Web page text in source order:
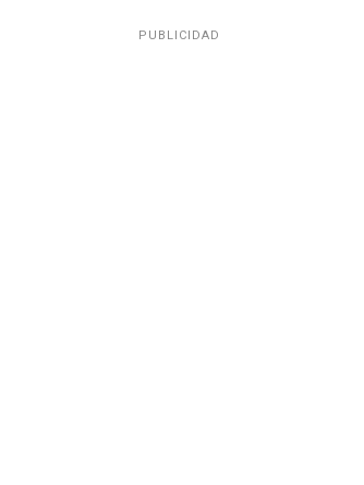
PUBLICIDAD